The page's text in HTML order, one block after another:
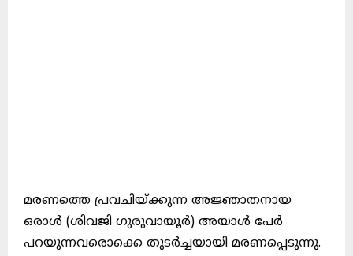
മരണത്തെ പ്രവചിയ്ക്കുന്ന അജ്ഞാതനായ
ഒരാൾ (ശിവജി ഗുരുവായൂർ) അയാൾ പേർ
പറയുന്നവരൊക്കെ തുടർച്ചയായി മരണപ്പെടുന്നു.